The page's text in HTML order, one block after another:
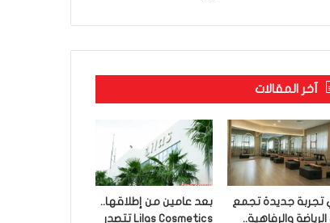
آخر المقالات
جديدة تجمع
الرياضة والرفاهية..
بعد عامين من إطلاقها..
Lilas Cosmetics تتصدر